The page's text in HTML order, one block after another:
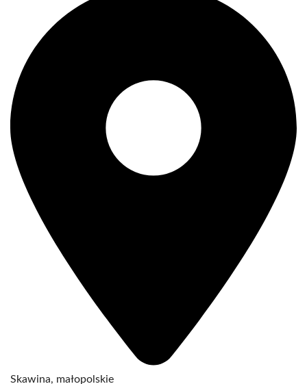
Skawina, małopolskie